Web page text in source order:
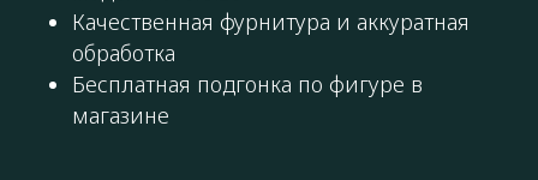
Качественная фурнитура и аккуратная
обработка
Бесплатная подгонка по фигуре в
магазине